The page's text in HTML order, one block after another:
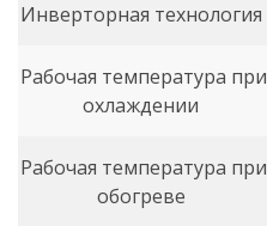
Инверторная технология
Рабочая температура при
охлаждении
Рабочая температура при
обогреве